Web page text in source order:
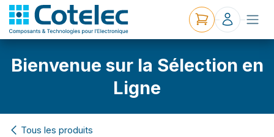
Bienvenue sur la Sélection en
Ligne
Tous les produits